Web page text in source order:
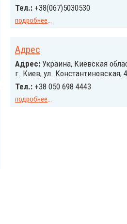
Тел.: +38(067)5030530
подробнее...
Адрес
Адрес: Украина, Киевская
г. Киев, ул. Константиновская, 4
Тел.: +38 050 698 4443
подробнее...